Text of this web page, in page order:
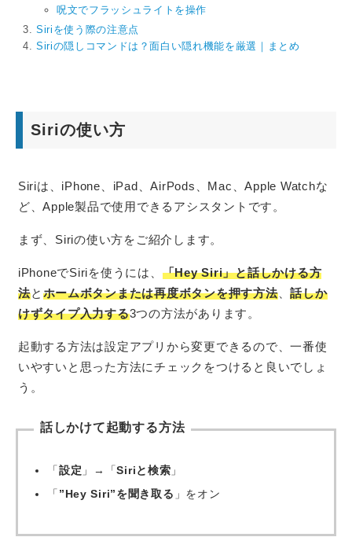
呪文でフラッシュライトを操作
Siriを使う際の注意点
Siriの隠しコマンドは？面白い隠れ機能を厳選｜まとめ
Siriの使い方
Siriは、iPhone、iPad、AirPods、Mac、Apple Watchな
ど、Apple製品で使用できるアシスタントです。
まず、Siriの使い方をご紹介します。
iPhoneでSiriを使うには、 「Hey Siri」と話しかける方
法と ホームボタンまたは再度ボタンを押す方法、話しか
けずタイプ入力する3つの方法があります。
起動する方法は設定アプリから変更できるので、一番使
いやすいと思った方法にチェックをつけると良いでしょ
う。
話しかけて起動する方法
「設定 」→「Siriと検索 」
「 ”Hey Siri”を聞き取る 」をオン